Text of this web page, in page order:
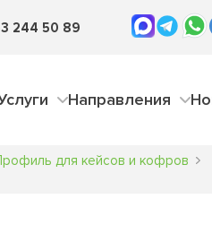
244 50 89
Направления
для кейсов и кофров